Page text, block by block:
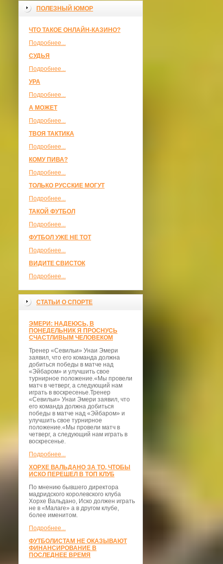
ПОЛЕЗНЫЙ ЮМОР
ЧТО ТАКОЕ ОНЛАЙН-КАЗИНО?
Подробнее...
СУДЬЯ
Подробнее...
УРА
Подробнее...
А МОЖЕТ
Подробнее...
ТВОЯ ТАКТИКА
Подробнее...
КОМУ ПИВА?
Подробнее...
ТОЛЬКО РУССКИЕ МОГУТ
Подробнее...
ТАКОЙ ФУТБОЛ
Подробнее...
ФУТБОЛ УЖЕ НЕ ТОТ
Подробнее...
ВИДИТЕ СВИСТОК
Подробнее...
СТАТЬИ О СПОРТЕ
ЭМЕРИ: НАДЕЮСЬ, В
ПОНЕДЕЛЬНИК Я ПРОСНУСЬ
СЧАСТЛИВЫМ ЧЕЛОВЕКОМ
Тренер «Севильи» Унаи Эмери
заявил, что его команда должна
добиться победы в матче над
«Эйбаром» и улучшить свое
турнирное положение.«Мы провели
матч в четверг, а следующий нам
играть в воскресенье.Тренер
«Севильи» Унаи Эмери заявил, что
его команда должна добиться
победы в матче над «Эйбаром» и
улучшить свое турнирное
положение.«Мы провели матч в
четверг, а следующий нам играть в
воскресенье.
Подробнее...
ХОРХЕ ВАЛЬДАНО ЗА ТО, ЧТОБЫ
ИСКО ПЕРЕШЕЛ В ТОП КЛУБ
По мнению бывшего директора
мадридского королевского клуба
Хорхе Вальдано, Иско должен играть
не в «Малаге» а в другом клубе,
более именитом.
Подробнее...
ФУТБОЛИСТАМ НЕ ОКАЗЫВАЮТ
ФИНАНСИРОВАНИЕ В
ПОСЛЕДНЕЕ ВРЕМЯ